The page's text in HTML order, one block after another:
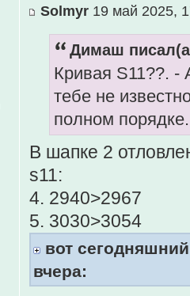
Solmyr 19 май 2025,
Димаш
Кривая S11??. -
тебе не
полном
В шапке 2
s11:
4. 2940>2967
5. 3030>3054
вот
вчера: